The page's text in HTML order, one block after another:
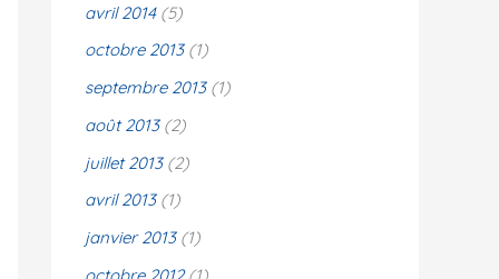
avril 2014(5)
octobre 2013(1)
septembre 2013(1)
août 2013(2)
juillet 2013(2)
avril 2013(1)
janvier 2013(1)